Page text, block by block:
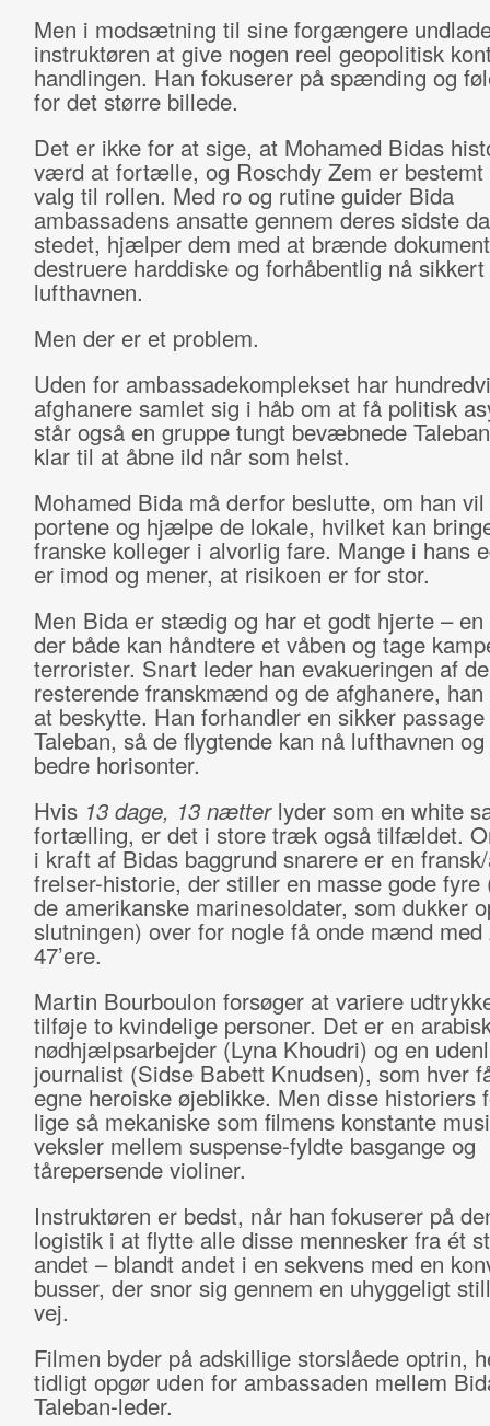
Men i modsætning til sine forgængere
instruktøren at give nogen reel geopolitisk
handlingen. Han fokuserer på spænding og
for det større billede.
Det er ikke for at sige, at Mohamed Bidas
værd at fortælle, og Roschdy Zem er bestemt
valg til rollen. Med ro og rutine guider Bida
ambassadens ansatte gennem deres sidste
stedet, hjælper dem med at brænde
destruere harddiske og forhåbentlig nå
lufthavnen.
Men der er et problem.
Uden for ambassadekomplekset har
afghanere samlet sig i håb om at få politisk
står også en gruppe tungt bevæbnede
klar til at åbne ild når som helst.
Mohamed Bida må derfor beslutte, om han vil
portene og hjælpe de lokale, hvilket kan
franske kolleger i alvorlig fare. Mange i hans
er imod og mener, at risikoen er for stor.
Men Bida er stædig og har et godt hjerte – en
der både kan håndtere et våben og tage
terrorister. Snart leder han evakueringen af de
resterende franskmænd og de afghanere,
at beskytte. Han forhandler en sikker
Taleban, så de flygtende kan nå lufthavnen
bedre horisonter.
Hvis 13 dage, 13 nætterlyder som en white
fortælling, er det i store træk også tilfældet.
i kraft af Bidas baggrund snarere er en
frelser-historie, der stiller en masse gode fyre
de amerikanske marinesoldater, som dukker
slutningen) over for nogle få onde mænd med
47’ere.
Martin Bourboulon forsøger at variere
tilføje to kvindelige personer. Det er en
nødhjælpsarbejder (Lyna Khoudri) og en
journalist (Sidse Babett Knudsen), som hver
egne heroiske øjeblikke. Men disse historiers
lige så mekaniske som filmens konstante
veksler mellem suspense-fyldte basgange og
tårepersende violiner.
Instruktøren er bedst, når han fokuserer på
logistik i at flytte alle disse mennesker fra ét
andet – blandt andet i en sekvens med en
busser, der snor sig gennem en uhyggeligt
vej.
Filmen byder på adskillige storslåede optrin,
tidligt opgør uden for ambassaden mellem
Taleban-leder.